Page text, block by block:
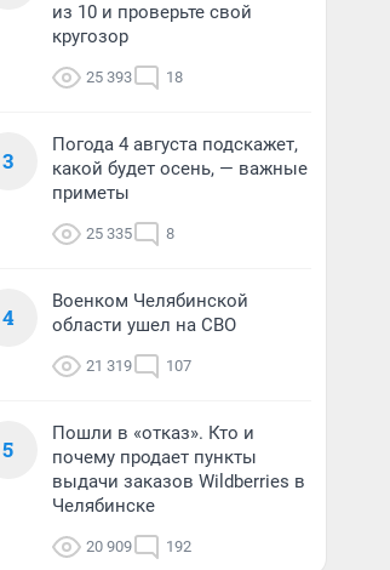
из 10 и проверьте свой
кругозор
25 393 18
3
Погода 4 августа подскажет,
какой будет осень, — важные
приметы
25 335 8
4
Военком Челябинской
области ушел на СВО
21 319 107
5
Пошли в «отказ». Кто и
почему продает пункты
выдачи заказов Wildberries в
Челябинске
20 909 192